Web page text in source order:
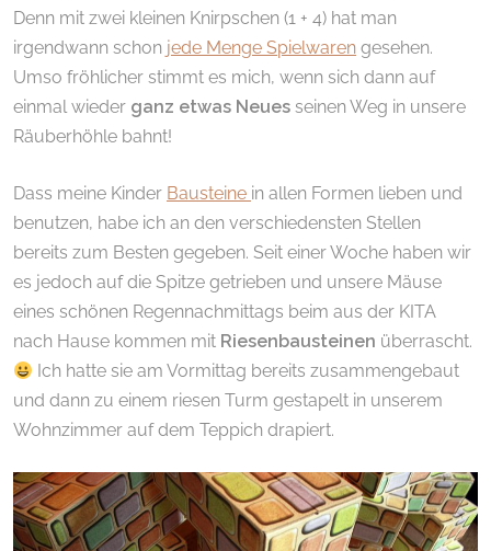
Denn mit zwei kleinen Knirpschen (1 + 4) hat man
irgendwann schon jede Menge Spielwaren gesehen.
Umso fröhlicher stimmt es mich, wenn sich dann auf
einmal wieder ganz etwas Neues seinen Weg in unsere
Räuberhöhle bahnt!
Dass meine Kinder Bausteine in allen Formen lieben und
benutzen, habe ich an den verschiedensten Stellen
bereits zum Besten gegeben. Seit einer Woche haben wir
es jedoch auf die Spitze getrieben und unsere Mäuse
eines schönen Regennachmittags beim aus der KITA
nach Hause kommen mit Riesenbausteinen überrascht.
Ich hatte sie am Vormittag bereits zusammengebaut
und dann zu einem riesen Turm gestapelt in unserem
Wohnzimmer auf dem Teppich drapiert.